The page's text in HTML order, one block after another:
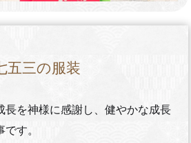
五三の服装
長を神様に感謝し、健やかな成長
す。